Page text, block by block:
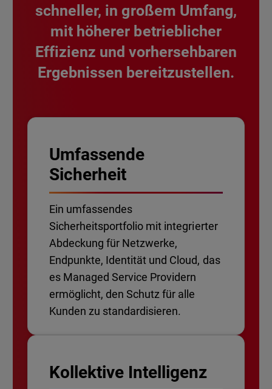
schneller, in großem Umfang,
mit höherer betrieblicher
Effizienz und vorhersehbaren
Ergebnissen bereitzustellen.
Umfassende
Sicherheit
Ein umfassendes
Sicherheitsportfolio mit integrierter
Abdeckung für Netzwerke,
Endpunkte, Identität und Cloud, das
es Managed Service Providern
ermöglicht, den Schutz für alle
Kunden zu standardisieren.
Kollektive Intelligenz